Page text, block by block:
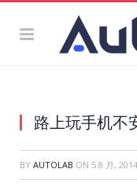
路上玩手机不
BY AUTOLAB ON 5 8 月, 2014